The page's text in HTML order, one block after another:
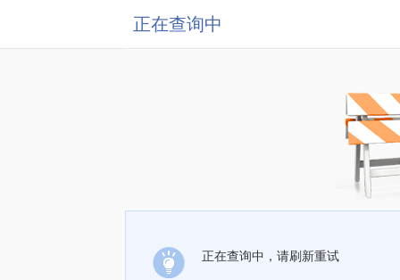
正在查询中
正在查询中，请刷新重试